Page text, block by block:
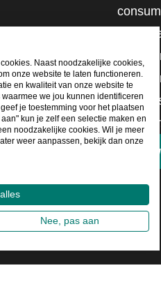
naar
Lid
Naast noodzakelijke cookies,
onze website te laten functioneren.
en kwaliteit van onze website te
we jou kunnen identificeren
je toestemming voor het plaatsen
kun je zelf een selectie maken en
noodzakelijke cookies. Wil je meer
weer aanpassen, bekijk dan onze
Nee, pas aan